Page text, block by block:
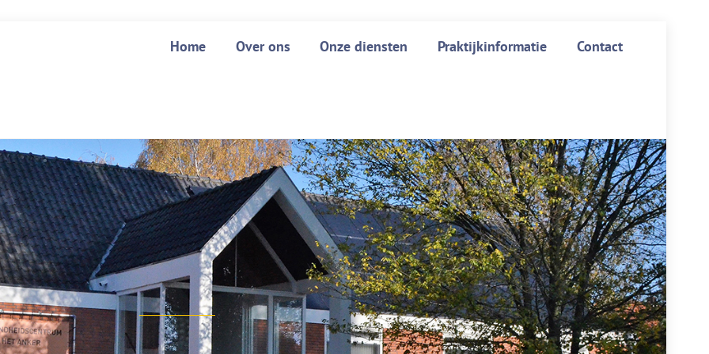
Home Over ons Onze diensten Praktijkinformatie Contact